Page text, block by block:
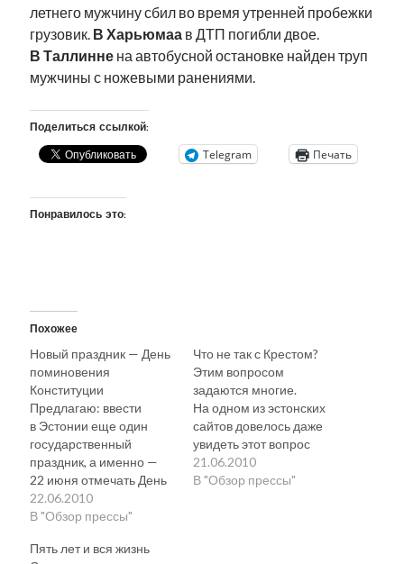
летнего мужчину сбил во время утренней пробежки
грузовик. В Харьюмаа в ДТП погибли двое.
В Таллинне на автобусной остановке найден труп
мужчины с ножевыми ранениями.
Поделиться ссылкой:
Telegram Печать
Понравилось это:
Похожее
Новый праздник — День
поминовения
Конституции
Предлагаю: ввести
в Эстонии еще один
государственный
праздник, а именно —
22 июня отмечать День
поминовения
Конституции. Уже пора.
Вируской уездной
22.06.2010
В "Обзор прессы"
Что не так с Крестом?
Этим вопросом
задаются многие.
На одном из эстонских
сайтов довелось даже
увидеть этот вопрос
в такой истеричной
форме: что
21.06.2010
В "Обзор прессы"
Пять лет и вся жизнь